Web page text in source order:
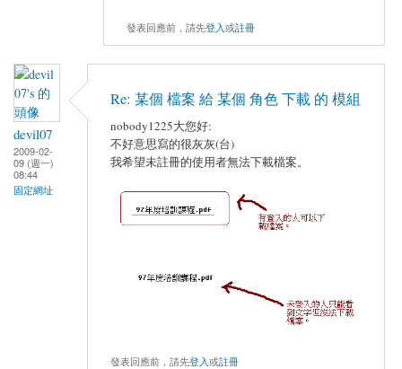
發表回應前，請先登入或註冊
devil07
2009-02-
09 (週一)
08:44
固定網址
Re: 某個 檔案 給 某個 角色 下載 的 模組
nobody1225大您好:
不好意思寫的很灰灰(台)
我希望未註冊的使用者無法下載檔案。
發表回應前，請先登入或註冊